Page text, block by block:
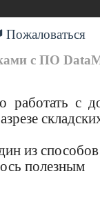
Пожаловаться
с ПО
с
из
полезным